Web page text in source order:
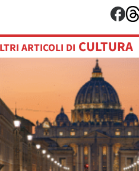
ARTICOLI DI CULTURA